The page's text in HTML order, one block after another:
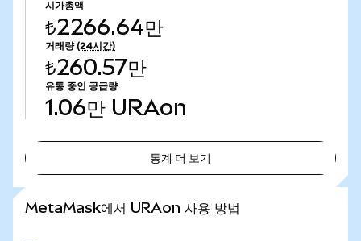
시가총액
₺2266.64만
거래량 (24시간)
₺260.57만
유통 중인 공급량
1.06만 URAon
통계 더 보기
MetaMask에서 URAon 사용 방법